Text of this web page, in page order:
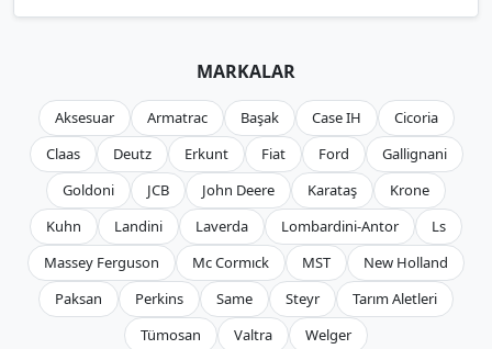
MARKALAR
Aksesuar Armatrac Başak Case IH
Cicoria
Claas
Deutz Erkunt Fiat Ford
Gallignani
Goldoni
JCB John Deere Karataş
Krone
Kuhn
Landini Laverda Lombardini-Antor
Ls
Massey Ferguson
Mc Cormıck MST
New Holland
Paksan
Perkins Same Steyr
Tarım Aletleri
Tümosan
Valtra Welger